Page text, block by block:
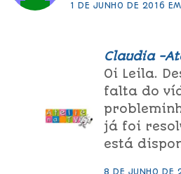
1 DE JUNHO DE 2016
Claudia -
Oi Leila.
falta do
já foi
está
8 DE JUNHO DE